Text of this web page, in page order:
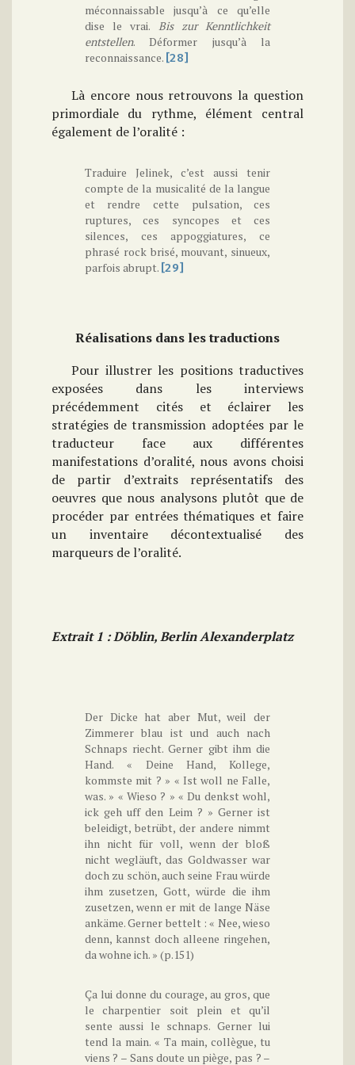
méconnaissable jusqu’à ce qu’elle
dise le vrai. Bis zur Kenntlichkeit
entstellen. Déformer jusqu’à la
reconnaissance. [28]
Là encore nous retrouvons la question
primordiale du rythme, élément central
également de l’oralité :
Traduire Jelinek, c’est aussi tenir
compte de la musicalité de la langue
et rendre cette pulsation, ces
ruptures, ces syncopes et ces
silences, ces appoggiatures, ce
phrasé rock brisé, mouvant, sinueux,
parfois abrupt. [29]
Réalisations dans les traductions
Pour illustrer les positions traductives
exposées dans les interviews
précédemment cités et éclairer les
stratégies de transmission adoptées par le
traducteur face aux différentes
manifestations d’oralité, nous avons choisi
de partir d’extraits représentatifs des
oeuvres que nous analysons plutôt que de
procéder par entrées thématiques et faire
un inventaire décontextualisé des
marqueurs de l’oralité.
Extrait 1 : Döblin,Berlin Alexanderplatz
Der Dicke hat aber Mut, weil der
Zimmerer blau ist und auch nach
Schnaps riecht. Gerner gibt ihm die
Hand. « Deine Hand, Kollege,
kommste mit ? » « Ist woll ne Falle,
was. » « Wieso ? » « Du denkst wohl,
ick geh uff den Leim ? » Gerner ist
beleidigt, betrübt, der andere nimmt
ihn nicht für voll, wenn der bloß
nicht wegläuft, das Goldwasser war
doch zu schön, auch seine Frau würde
ihm zusetzen, Gott, würde die ihm
zusetzen, wenn er mit de lange Näse
ankäme. Gerner bettelt : « Nee, wieso
denn, kannst doch alleene ringehen,
da wohne ich. » (p.151)
Ça lui donne du courage, au gros, que
le charpentier soit plein et qu’il
sente aussi le schnaps. Gerner lui
tend la main. « Ta main, collègue, tu
viens ? – Sans doute un piège, pas ? –